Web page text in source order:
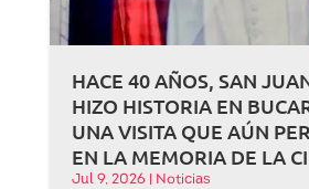
HACE 40 AÑOS, SAN
HIZO HISTORIA EN
UNA VISITA QUE AÚN
EN LA MEMORIA DE LA
Jul 9, 2026 Noticias